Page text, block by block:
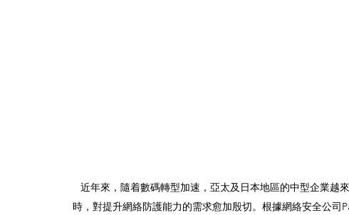
近年來，隨着數碼轉型加速，亞太及日本地區的中型企業越
時，對提升網絡防護能力的需求愈加殷切。根據網絡安全公